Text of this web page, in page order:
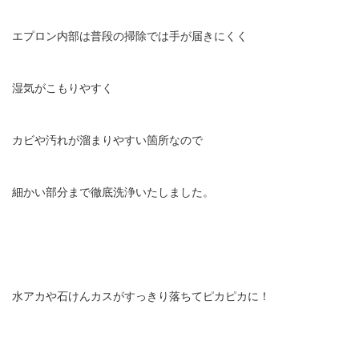
エプロン内部は普段の掃除では手が届きにくく
湿気がこもりやすく
カビや汚れが溜まりやすい箇所なので
細かい部分まで徹底洗浄いたしました。
水アカや石けんカスがすっきり落ちてピカピカに！